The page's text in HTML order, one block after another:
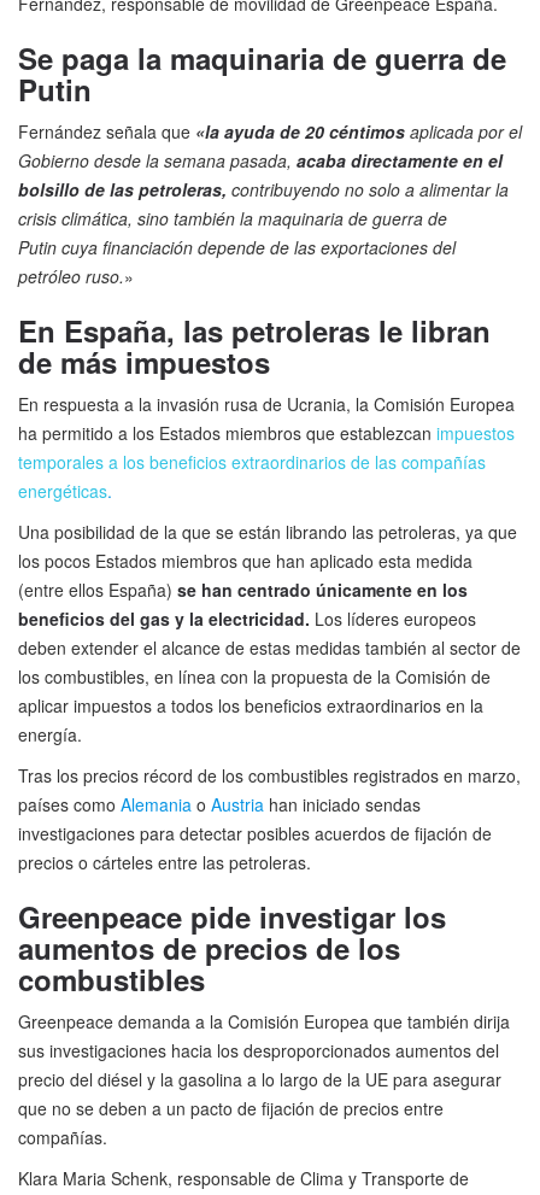
Se paga la maquinaria de guerra de
Putin
Fernández señala que «la ayuda de 20 céntimos aplicada por el
Gobierno desde la semana pasada, acaba directamente en el
bolsillo de las petroleras, contribuyendo no solo a alimentar la
crisis climática, sino también la maquinaria de guerra de
Putin cuya financiación depende de las exportaciones del
petróleo ruso.»
En España, las petroleras le libran
de más impuestos
En respuesta a la invasión rusa de Ucrania, la Comisión Europea
ha permitido a los Estados miembros que establezcan impuestos
temporales a los beneficios extraordinarios de las compañías
energéticas.
Una posibilidad de la que se están librando las petroleras, ya que
los pocos Estados miembros que han aplicado esta medida
(entre ellos España) se han centrado únicamente en los
beneficios del gas y la electricidad. Los líderes europeos
deben extender el alcance de estas medidas también al sector de
los combustibles, en línea con la propuesta de la Comisión de
aplicar impuestos a todos los beneficios extraordinarios en la
energía.
Tras los precios récord de los combustibles registrados en marzo,
países como Alemania o Austria han iniciado sendas
investigaciones para detectar posibles acuerdos de fijación de
precios o cárteles entre las petroleras.
Greenpeace pide investigar los
aumentos de precios de los
combustibles
Greenpeace demanda a la Comisión Europea que también dirija
sus investigaciones hacia los desproporcionados aumentos del
precio del diésel y la gasolina a lo largo de la UE para asegurar
que no se deben a un pacto de fijación de precios entre
compañías.
Klara Maria Schenk, responsable de Clima y Transporte de